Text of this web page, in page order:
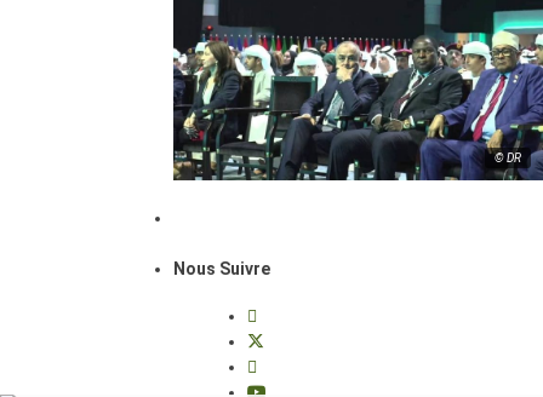
© DR
Nous Suivre